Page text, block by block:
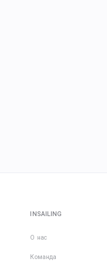
INSAILING
О нас
Команда